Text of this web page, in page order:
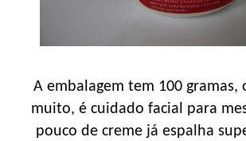
A embalagem tem 100 gramas,
muito, é cuidado facial para
pouco de creme já espalha